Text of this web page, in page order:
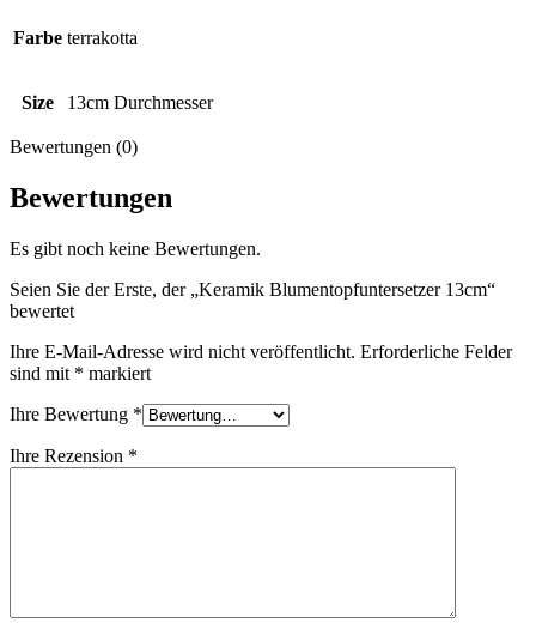
Farbe terrakotta
Size 13cm Durchmesser
Bewertungen (0)
Bewertungen
Es gibt noch keine Bewertungen.
Seien Sie der Erste, der „Keramik Blumentopfuntersetzer 13cm“
bewertet
Ihre E-Mail-Adresse wird nicht veröffentlicht. Erforderliche Felder
sind mit * markiert
Ihre Bewertung *
Ihre Rezension *